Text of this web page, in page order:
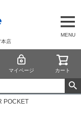
MENU
店
マイページ カート
POCKET